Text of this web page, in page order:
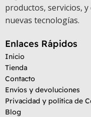
productos, servicios,
nuevas tecnologías.
Enlaces Rápidos
Inicio
Tienda
Contacto
Envíos y devoluciones
Privacidad y política de
Blog